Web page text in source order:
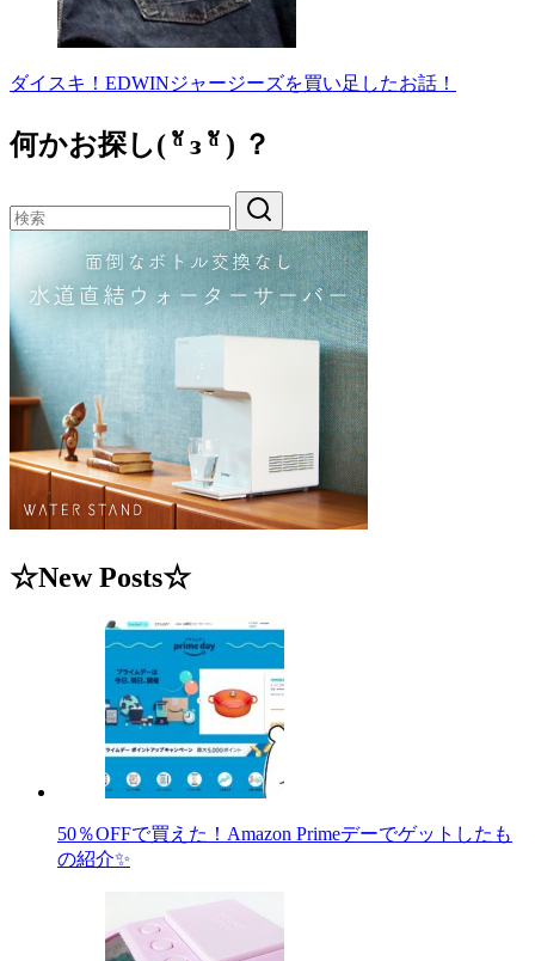
ダイスキ！EDWINジャージーズを買い足したお話！
何かお探し( ᵅั ᴈ ᵅั ) ？
☆New Posts☆
50％OFFで買えた！Amazon Primeデーでゲットしたも
の紹介✨